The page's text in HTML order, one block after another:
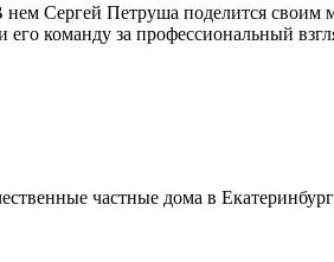
нем Сергей Петруша поделится своим
команду за профессиональный
частные дома в